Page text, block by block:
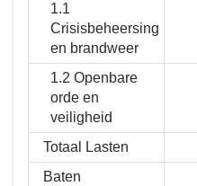
1.1
Crisisbeheersing
en brandweer
1.2 Openbare
orde en
veiligheid
Totaal Lasten
Baten